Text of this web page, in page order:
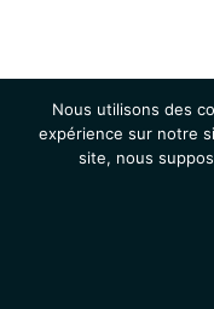
Nous utilisons des
expérience sur notre
site, nous